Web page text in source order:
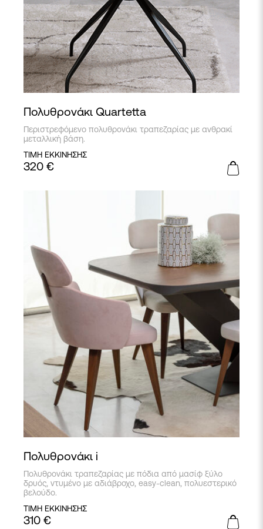
Πολυθρονάκι Quartetta
Περιστρεφόμενο πολυθρονάκι τραπεζαρίας με ανθρακί
μεταλλική βάση.
ΤΙΜΗ ΕΚΚΙΝΗΣΗΣ
320 €
Πολυθρονάκι i
Πολυθρονάκι τραπεζαρίας με πόδια από μασίφ ξύλο
δρυός, ντυμένο με αδιάβροχο, easy-clean, πολυεστερικό
βελούδο.
ΤΙΜΗ ΕΚΚΙΝΗΣΗΣ
310 €